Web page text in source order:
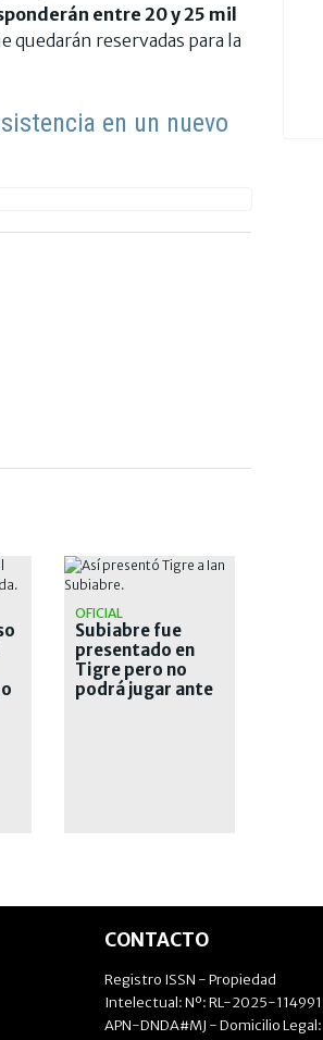
entre 20 y 25 mil
reservadas para la
en un nuevo
OFICIAL
Subiabre fue
presentado en
Tigre pero no
podrá jugar ante
CONTACTO
Registro ISSN - Propiedad
Intelectual: Nº: RL-2025-
APN-DNDA#MJ - Domicilio Legal: